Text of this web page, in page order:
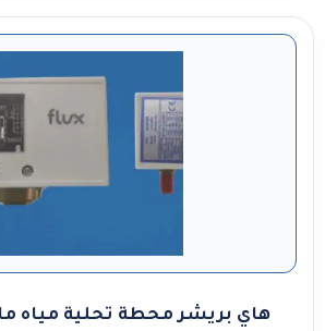
هاي بريشر محطة تحلية مياه